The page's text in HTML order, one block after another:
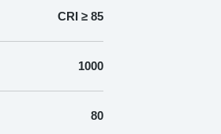
CRI ≥ 85
1000
80